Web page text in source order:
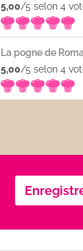
5,00/5 selon 4
La pogne de
5,00/5 selon 4